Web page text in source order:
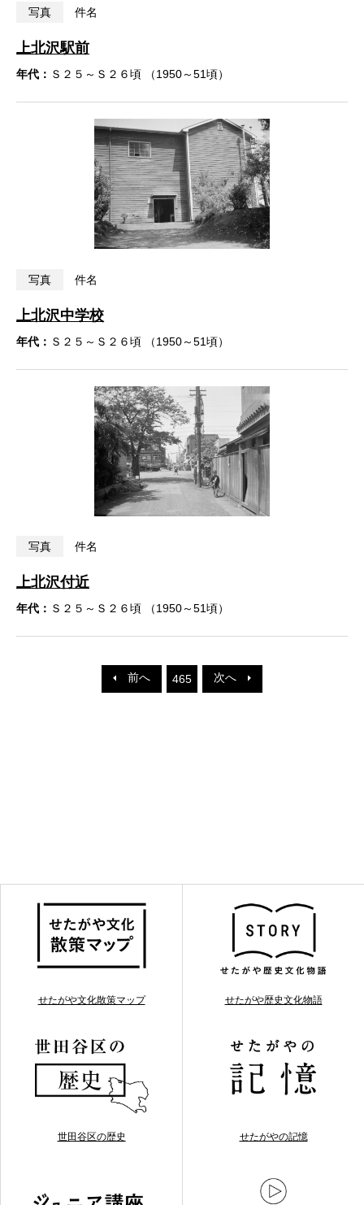
写真 件名
上北沢駅前
年代： Ｓ２５～Ｓ２６頃 （1950～51頃）
写真 件名
上北沢中学校
年代： Ｓ２５～Ｓ２６頃 （1950～51頃）
写真 件名
上北沢付近
年代： Ｓ２５～Ｓ２６頃 （1950～51頃）
前へ 465 次へ
せたがや文化散策マップ せたがや歴史文化物語
世田谷区の歴史 せたがやの記憶